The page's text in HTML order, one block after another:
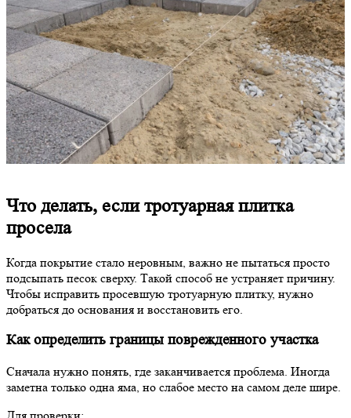
Что делать, если тротуарная плитка
просела
Когда покрытие стало неровным, важно не пытаться просто
подсыпать песок сверху. Такой способ не устраняет причину.
Чтобы исправить просевшую тротуарную плитку, нужно
добраться до основания и восстановить его.
Как определить границы поврежденного участка
Сначала нужно понять, где заканчивается проблема. Иногда
заметна только одна яма, но слабое место на самом деле шире.